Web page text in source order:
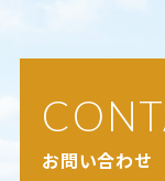
お問い合わせ